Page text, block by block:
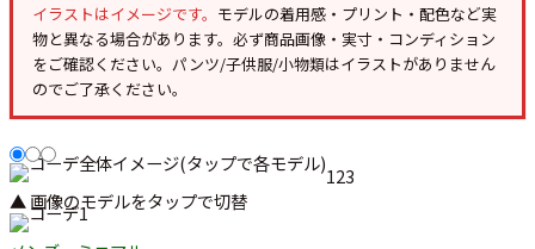
イラストはイメージです。 モデルの着用感・プリント・配色など実
物と異なる場合があります。必ず商品画像・実寸・コンディション
をご確認ください。パンツ/子供服/小物類はイラストがありません
のでご了承ください。
123
▲ 画像のモデルをタップで切替